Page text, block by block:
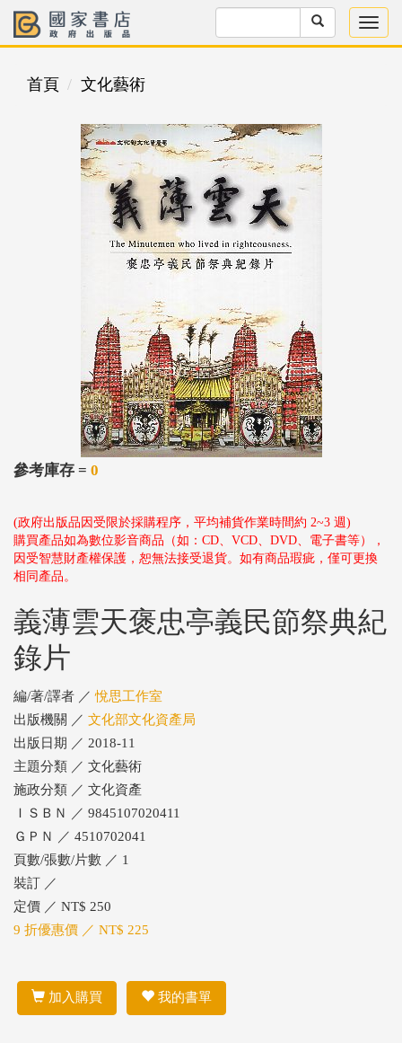
首頁 文化藝術
參考庫存 = 0
(政府出版品因受限於採購程序，平均補貨作業時間約 2~3 週)
購買產品如為數位影音商品（如：CD、VCD、DVD、電子書等），
因受智慧財產權保護，恕無法接受退貨。如有商品瑕疵，僅可更換
相同產品。
義薄雲天褒忠亭義民節祭典紀
錄片
編/著/譯者 ／悅思工作室
出版機關 ／ 文化部文化資產局
出版日期 ／ 2018-11
主題分類 ／ 文化藝術
施政分類 ／ 文化資產
ＩＳＢＮ ／ 9845107020411
ＧＰＮ ／ 4510702041
頁數/張數/片數 ／ 1
裝訂 ／
定價 ／ NT$ 250
9 折優惠價 ／ NT$ 225
加入購買 我的書單